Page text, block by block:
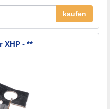
kaufen
XHP - **